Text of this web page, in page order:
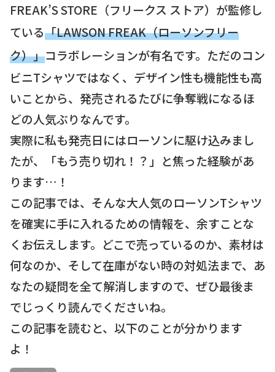
FREAK’S STORE（フリークス ストア）が監修し
ている「LAWSON FREAK（ローソンフリー
ク）」コラボレーションが有名です。ただのコン
ビニTシャツではなく、デザイン性も機能性も高
いことから、発売されるたびに争奪戦になるほ
どの人気ぶりなんです。
実際に私も発売日にはローソンに駆け込みまし
たが、「もう売り切れ！？」と焦った経験があ
ります…！
この記事では、そんな大人気のローソンTシャツ
を確実に手に入れるための情報を、余すことな
くお伝えします。どこで売っているのか、素材は
何なのか、そして在庫がない時の対処法まで、あ
なたの疑問を全て解消しますので、ぜひ最後ま
でじっくり読んでくださいね。
この記事を読むと、以下のことが分かります
よ！